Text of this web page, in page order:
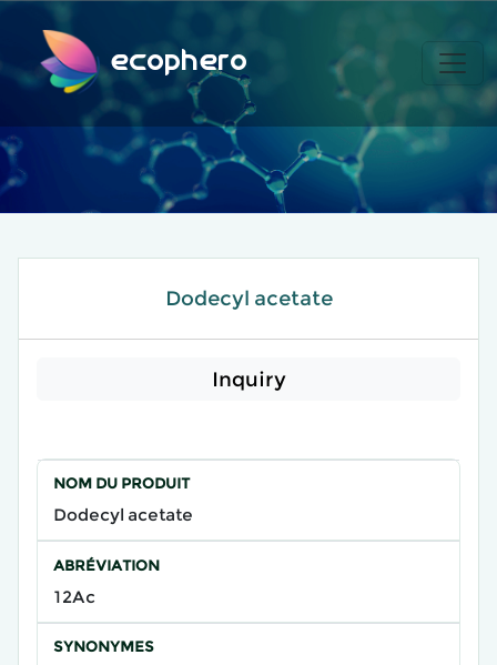
ecophero
Dodecyl acetate
Inquiry
NOM DU PRODUIT
Dodecyl acetate
ABRÉVIATION
12Ac
SYNONYMES